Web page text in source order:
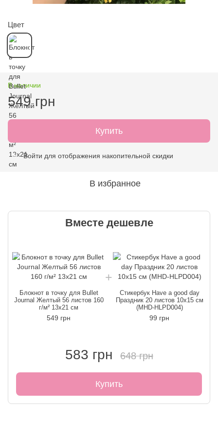
Цвет
В наличии
549 грн
Купить
% Войти для отображения накопительной скидки
В избранное
Вместе дешевле
Блокнот в точку для Bullet
Journal Желтый 56 листов 160
г/м² 13х21 см
549 грн
Стикербук Have a good day
Праздник 20 листов 10х15 см
(MHD-HLPD004)
99 грн
583 грн 648 грн
Купить